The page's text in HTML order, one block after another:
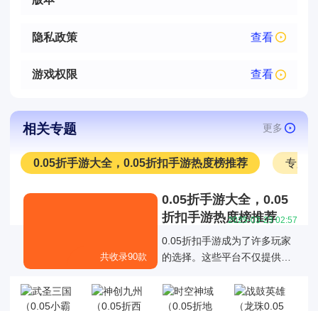
隐私政策 查看
游戏权限 查看
相关专题 更多
0.05折手游大全，0.05折扣手游热度榜推荐 专服
共收录90款
0.05折手游大全，0.05
折扣手游热度榜推荐
2025-03-23 02:57
0.05折扣手游成为了许多玩家
的选择。这些平台不仅提供了
各种折扣福利活动优化了玩家
的游戏体验，0.05折扣手游成